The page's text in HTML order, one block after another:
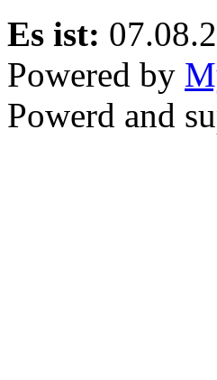
Es ist:
Powered by
Powerd and